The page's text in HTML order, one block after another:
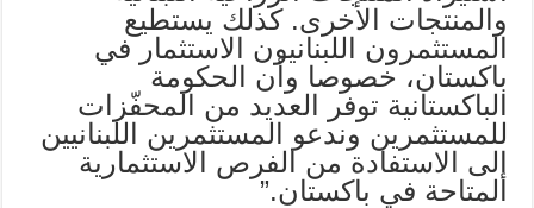
والمنتجات الأخرى. كذلك يستطيع
المستثمرون اللبنانيون الاستثمار في
باكستان، خصوصا وأن الحكومة
الباكستانية توفر العديد من المحفّزات
للمستثمرين وندعو المستثمرين اللبنانيين
إلى الاستفادة من الفرص الاستثمارية
المتاحة في باكستان.”